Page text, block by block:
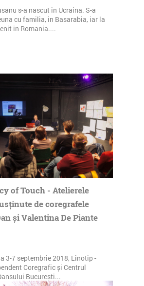
s-a nascut in Ucraina. S-a
cu familia, in Basarabia, iar la
in Romania....
of Touch - Atelierele
de coregrafele
și Valentina De Piante
3-7 septembrie 2018, Linotip -
Coregrafic și Centrul
București...